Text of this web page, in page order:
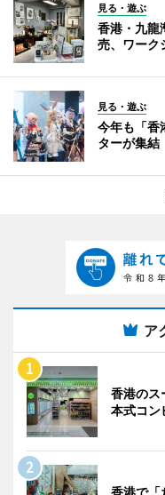
見る・遊ぶ
香港・九
売、ワーク
見る・遊ぶ
今年も「
ターが集結
ア
香港の
本式コン
香港で「